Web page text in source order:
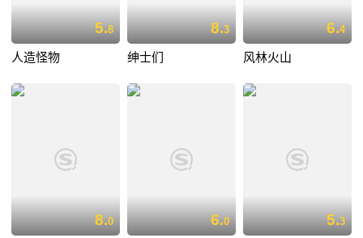
5.8
人造怪物
8.3
绅士们
6.4
风林火山
8.0 6.0 5.3